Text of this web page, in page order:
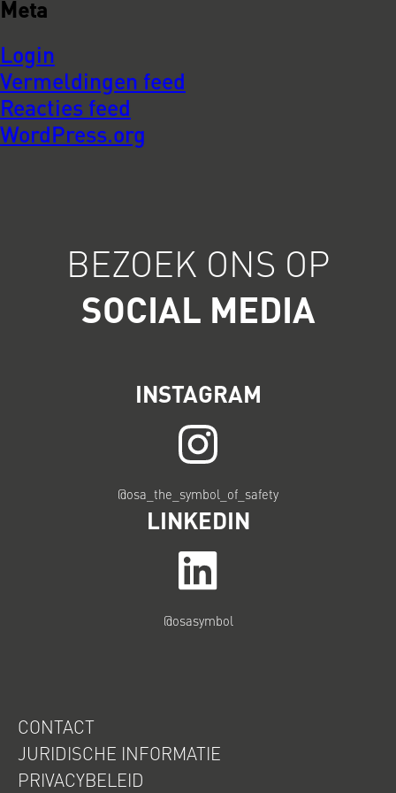
Meta
Login
Vermeldingen feed
Reacties feed
WordPress.org
BEZOEK ONS OP
SOCIAL MEDIA
INSTAGRAM
@osa_the_symbol_of_safety
LINKEDIN
@osasymbol
CONTACT
JURIDISCHE INFORMATIE
PRIVACYBELEID